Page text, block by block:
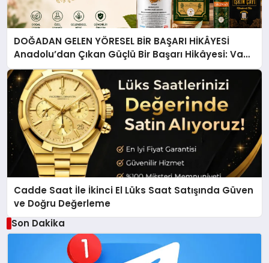
DOĞADAN GELEN YÖRESEL BİR BAŞARI HİKÂYESİ
Anadolu’dan Çıkan Güçlü Bir Başarı Hikâyesi: Van
Gölü Yöresel Işkın Kökü Sirkesi
Cadde Saat İle İkinci El Lüks Saat Satışında Güven
ve Doğru Değerleme
Son Dakika